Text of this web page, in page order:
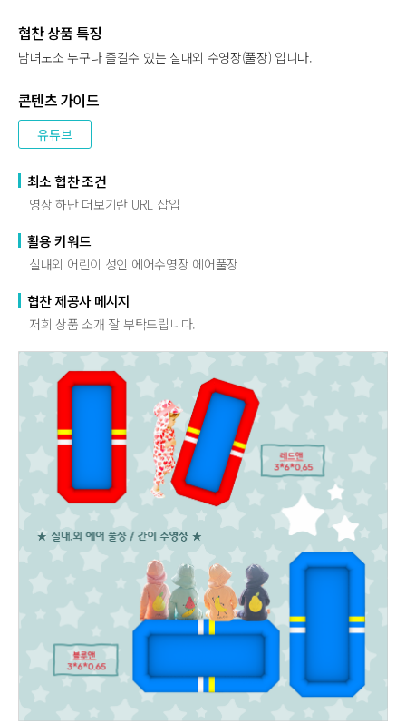
협찬 상품 특징
남녀노소 누구나 즐길수 있는 실내외 수영장(풀장) 입니다.
콘텐츠 가이드
유튜브
최소 협찬 조건
영상 하단 더보기란 URL 삽입
활용 키워드
실내외 어린이 성인 에어수영장 에어풀장
협찬 제공사 메시지
저희 상품 소개 잘 부탁드립니다.